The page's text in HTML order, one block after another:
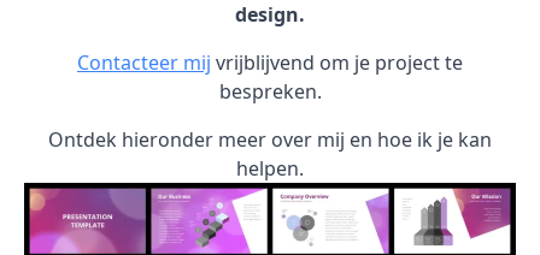
design.
Contacteer mij vrijblijvend om je project te
bespreken.
Ontdek hieronder meer over mij en hoe ik je kan
helpen.